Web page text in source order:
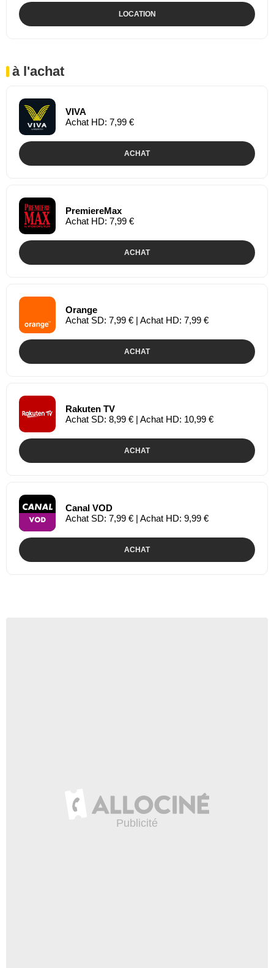
LOCATION
à l'achat
VIVA
Achat HD: 7,99 €
ACHAT
PremiereMax
Achat HD: 7,99 €
ACHAT
Orange
Achat SD: 7,99 € | Achat HD: 7,99 €
ACHAT
Rakuten TV
Achat SD: 8,99 € | Achat HD: 10,99 €
ACHAT
Canal VOD
Achat SD: 7,99 € | Achat HD: 9,99 €
ACHAT